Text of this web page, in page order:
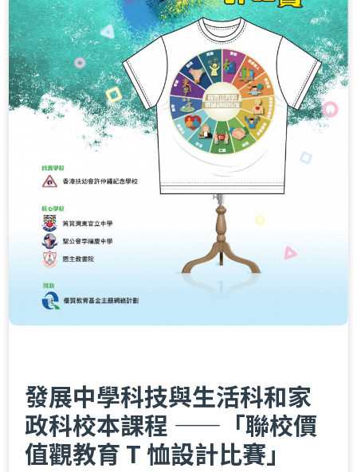
發展中學科技與生活科和家
政科校本課程 ——「聯校價
值觀教育 T 恤設計比賽」